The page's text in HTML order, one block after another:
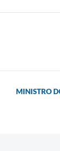
MINISTRO